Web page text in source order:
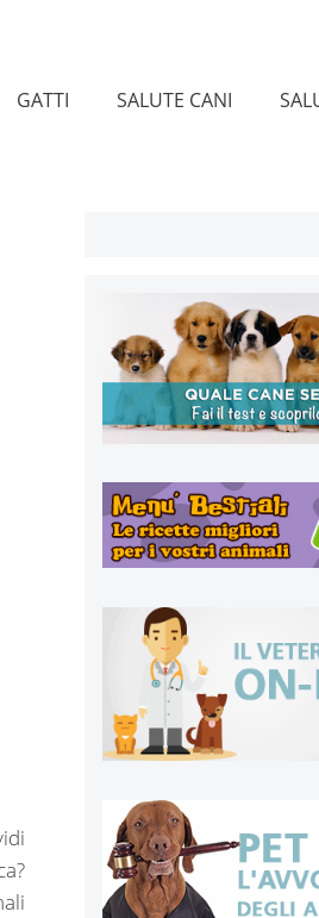
GATTI SALUTE CANI